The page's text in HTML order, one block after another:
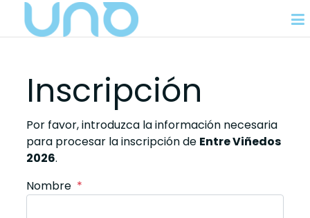
Inscripción
Por favor, introduzca la información necesaria
para procesar la inscripción de Entre Viñedos
2026.
Nombre *